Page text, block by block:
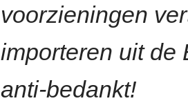
voorzieningen
importeren uit de
anti-bedankt!